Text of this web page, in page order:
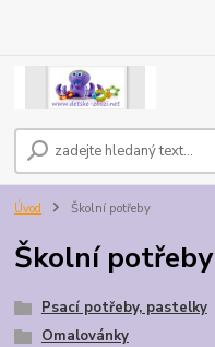
Úvod Školní potřeby
Školní potřeby
Psací potřeby, pastelky
Omalovánky